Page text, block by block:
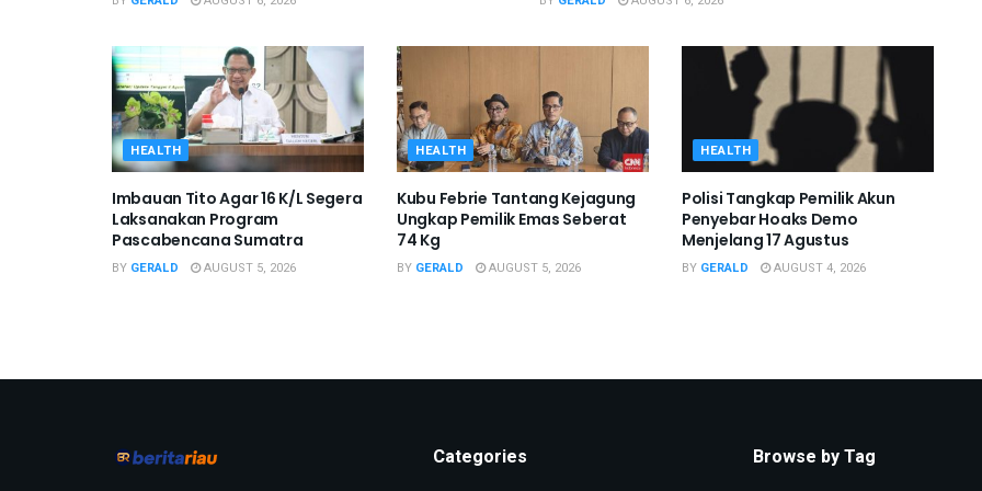
HEALTH
Imbauan Tito Agar 16 K/L Segera
Laksanakan Program
Pascabencana Sumatra
BY GERALD AUGUST 5, 2026
HEALTH
Kubu Febrie Tantang Kejagung
Ungkap Pemilik Emas Seberat
74 Kg
BY GERALD AUGUST 5, 2026
HEALTH
Polisi Tangkap Pemilik Akun
Penyebar Hoaks Demo
Menjelang 17 Agustus
BY GERALD AUGUST 4, 2026
Categories Browse by Tag